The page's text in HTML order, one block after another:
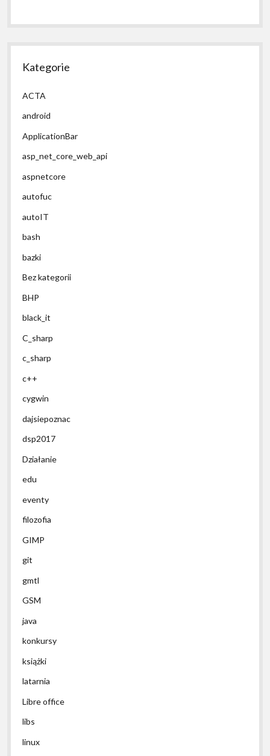
Kategorie
ACTA
android
ApplicationBar
asp_net_core_web_api
aspnetcore
autofuc
autoIT
bash
bazki
Bez kategorii
BHP
black_it
C_sharp
c_sharp
c++
cygwin
dajsiepoznac
dsp2017
Działanie
edu
eventy
filozofia
GIMP
git
gmtl
GSM
java
konkursy
książki
latarnia
Libre office
libs
linux